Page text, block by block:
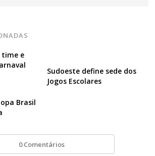
time e
Sudoeste define sede dos
Jogos Escolares
Brasil
0 Comentários